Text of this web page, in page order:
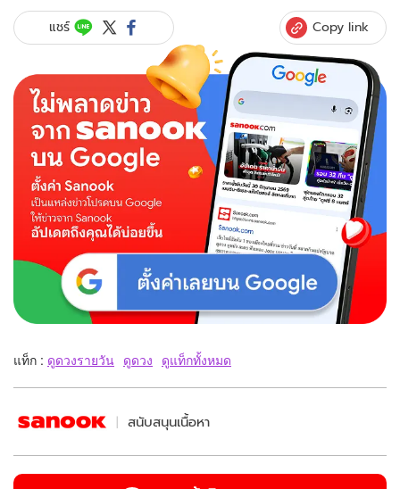
แชร์ Copy link
แท็ก : ดูดวงรายวัน ดูดวง ดูแท็กทั้งหมด
สนับสนุนเนื้อหา